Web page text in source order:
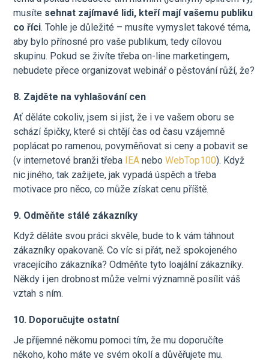
musíte sehnat zajímavé lidi, kteří mají vašemu publiku
co říci. Tohle je důležité – musíte vymyslet takové téma,
aby bylo přínosné pro vaše publikum, tedy cílovou
skupinu. Pokud se živíte třeba on-line marketingem,
nebudete přece organizovat webinář o pěstování růží, že?
8. Zajděte na vyhlašování cen
Ať děláte cokoliv, jsem si jist, že i ve vašem oboru se
schází špičky, které si chtějí čas od času vzájemně
poplácat po ramenou, povyměňovat si ceny a pobavit se
(v internetové branži třeba IEA neboWebTop100). Když
nic jiného, tak zažijete, jak vypadá úspěch a třeba
motivace pro něco, co může získat cenu příště.
9. Odměňte stálé zákazníky
Když děláte svou práci skvěle, bude to k vám táhnout
zákazníky opakovaně. Co víc si přát, než spokojeného
vracejícího zákazníka? Odměňte tyto loajální zákazníky.
Někdy i jen drobnost může velmi významně posílit váš
vztah s ním.
10. Doporučujte ostatní
Je příjemné někomu pomoci tím, že mu doporučíte
někoho, koho máte ve svém okolí a důvěřujete mu.